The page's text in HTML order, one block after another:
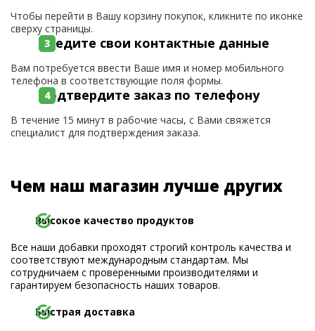
Чтобы перейти в Вашу корзину покупок, кликните по иконке
сверху страницы.
Введите свои контактные данные
Вам потребуется ввести Ваше имя и номер мобильного
телефона в соответствующие поля формы.
Подтвердите заказ по телефону
В течение 15 минут в рабочие часы, с Вами свяжется
специалист для подтверждения заказа.
Чем наш магазин лучше других
Высокое качество продуктов
Все наши добавки проходят строгий контроль качества и
соответствуют международным стандартам. Мы
сотрудничаем с проверенными производителями и
гарантируем безопасность наших товаров.
Быстрая доставка